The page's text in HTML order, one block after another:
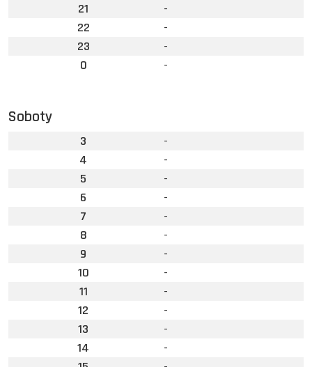
21
-
22
-
23
-
0
-
Soboty
3
-
4
-
5
-
6
-
7
-
8
-
9
-
10
-
11
-
12
-
13
-
14
-